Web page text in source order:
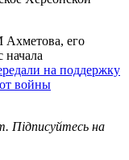
Ахметова, его
на поддержку
войны
Підписуйтесь на